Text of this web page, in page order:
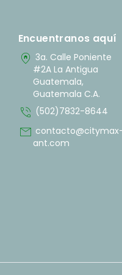
Encuentranos aquí
home_pin 3a. Calle Poniente
#2A La Antigua
Guatemala,
Guatemala C.A.
phone_in_talk (502)7832-8644
mail
ant.com